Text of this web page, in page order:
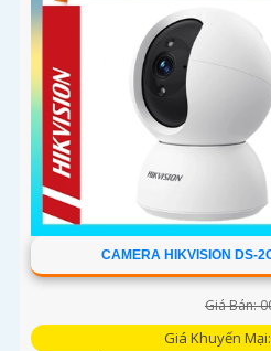
CAMERA HIKVISION DS-
Giá Bán:
Giá Khuyến